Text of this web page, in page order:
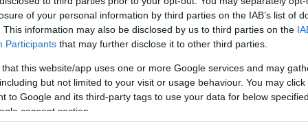
of your personal information by third parties on the IAB’s list of
This information may also be disclosed by us to third parties on the
Participants that may further disclose it to other third parties.
that this website/app uses one or more Google services and may
but not limited to your visit or usage behaviour. You may
to Google and its third-party tags to use your data for below
consent section.
van közöttetek… A férjem vezetett, én hívtam
is vettem”– mondta a videót készítő
a galériánkban találod!